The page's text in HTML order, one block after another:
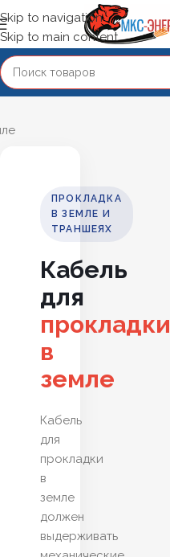
Skip to navigation
Skip to main content
ПРОКЛАДКА
В ЗЕМЛЕ И
ТРАНШЕЯХ
Кабель
для
прокладки
в
земле
Кабель
для
прокладки
в
земле
должен
выдерживать